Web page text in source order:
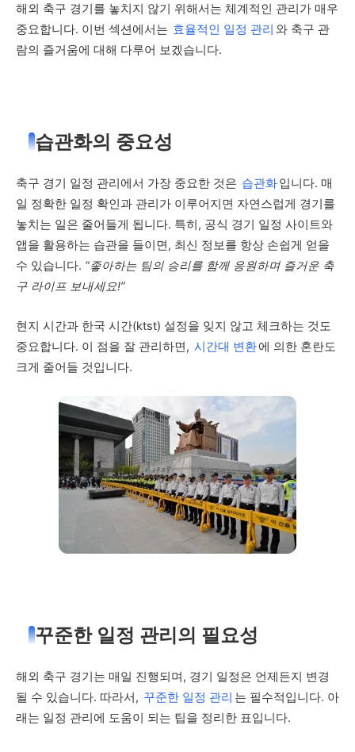
해외 축구 경기를 놓치지 않기 위해서는 체계적인 관리가 매우
중요합니다. 이번 섹션에서는 효율적인 일정 관리 와 축구 관
람의 즐거움에 대해 다루어 보겠습니다.
습관화의 중요성
축구 경기 일정 관리에서 가장 중요한 것은 습관화입니다. 매
일 정확한 일정 확인과 관리가 이루어지면 자연스럽게 경기를
놓치는 일은 줄어들게 됩니다. 특히, 공식 경기 일정 사이트와
앱을 활용하는 습관을 들이면, 최신 정보를 항상 손쉽게 얻을
수 있습니다. “좋아하는 팀의 승리를 함께 응원하며 즐거운 축
구 라이프 보내세요!”
현지 시간과 한국 시간(ktst) 설정을 잊지 않고 체크하는 것도
중요합니다. 이 점을 잘 관리하면, 시간대 변환에 의한 혼란도
크게 줄어들 것입니다.
꾸준한 일정 관리의 필요성
해외 축구 경기는 매일 진행되며, 경기 일정은 언제든지 변경
될 수 있습니다. 따라서, 꾸준한 일정 관리 는 필수적입니다. 아
래는 일정 관리에 도움이 되는 팁을 정리한 표입니다.